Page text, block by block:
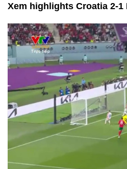
Xem highlights Croatia 2-1